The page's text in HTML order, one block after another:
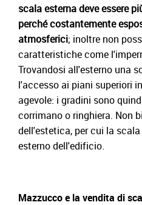
scala esterna deve essere
perché costantemente
atmosferici; inoltre non
caratteristiche come
Trovandosi all'esterno una
l'accesso ai piani superiori
agevole: i gradini sono
corrimano o ringhiera. Non
dell'estetica, per cui la
esterno dell'edificio.
Mazzucco e la vendita di